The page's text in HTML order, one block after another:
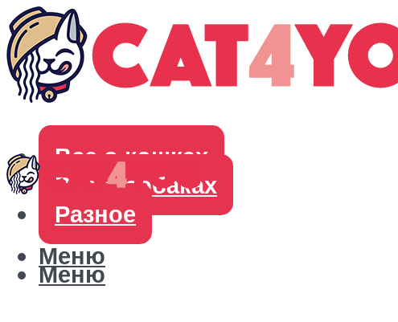
Все о кошках
Все о собаках
Разное
Меню
Меню